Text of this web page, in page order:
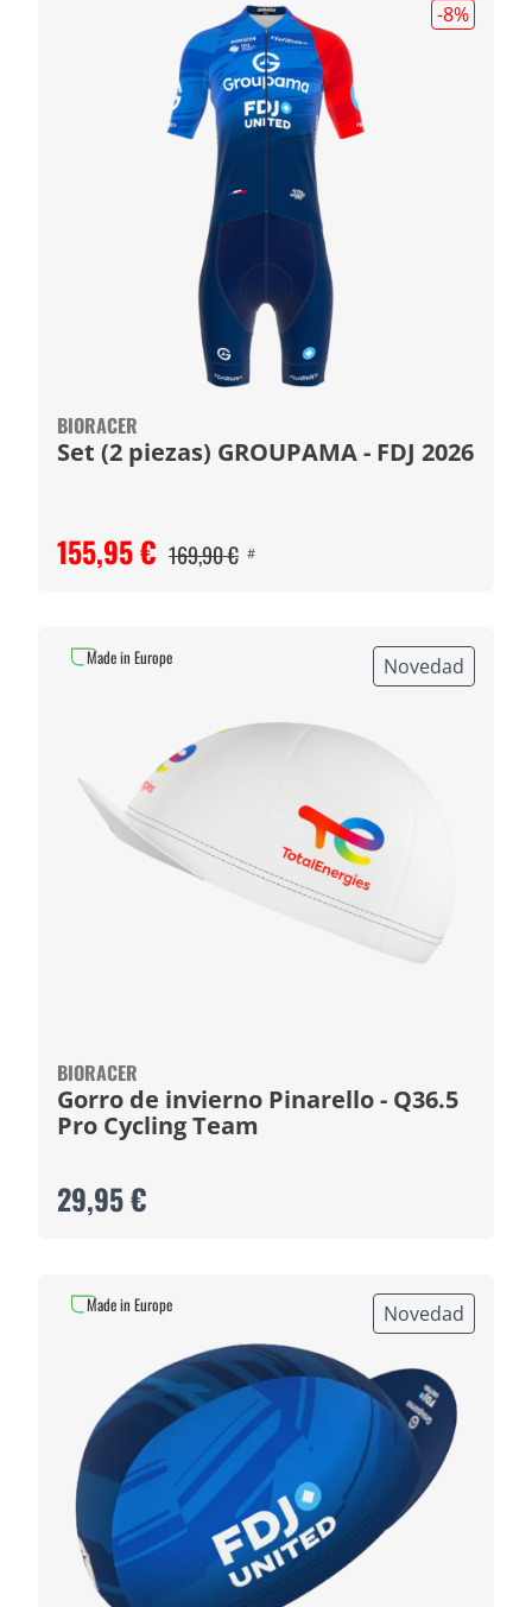
-8%
BIORACER
Set (2 piezas) GROUPAMA - FDJ 2026
155,95 € 169,90 € #
Novedad
BIORACER
Gorro de invierno Pinarello - Q36.5
Pro Cycling Team
29,95 €
Made in Europe
Novedad
Made in Europe